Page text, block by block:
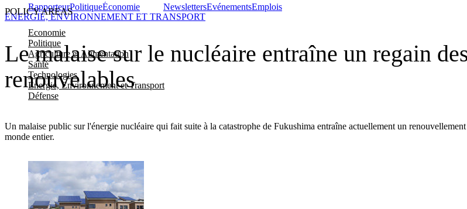
POLICY AREAS
Economie
Politique
Agriculture et Alimentation
Santé
Technologies
Energie, Environnement et Transport
Défense
RapporteurPolitiqueÉconomie NewslettersEvénementsEmplois
Le malaise sur le nucléaire entraîne un regain
renouvelables
Un malaise public sur l'énergie nucléaire qui fait suite à la catastrophe de Fukushima entraîne actuellement un
monde entier.
ENERGIE, ENVIRONNEMENT ET TRANSPORT